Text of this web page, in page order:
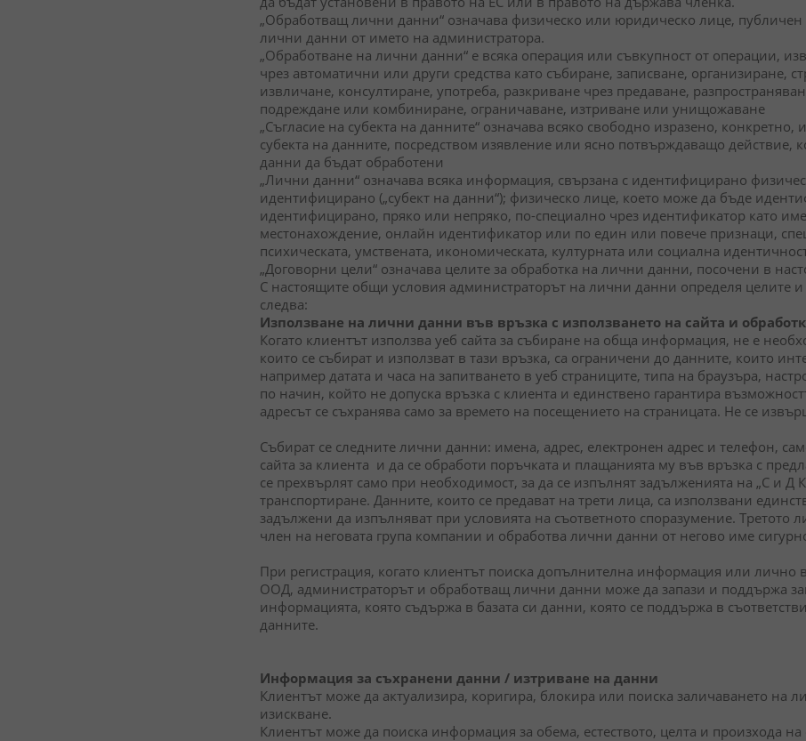
„Обработващ лични данни“ означава физическо или юридическо лице, публичен
лични данни от името на администратора.
„Обработване на лични данни“ е всяка операция или съвкупност от операции,
чрез автоматични или други средства като събиране, записване, организиране,
извличане, консултиране, употреба, разкриване чрез предаване,
подреждане или комбиниране, ограничаване, изтриване или унищожаване
„Съгласие на субекта на данните“ означава всяко свободно изразено,
субекта на данните, посредством изявление или ясно потвърждаващо действие,
данни да бъдат обработени
„Лични данни“ означава всяка информация, свързана с идентифицирано
идентифицирано („субект на данни“); физическо лице, което може да бъде
идентифицирано, пряко или непряко, по-специално чрез идентификатор като
местонахождение, онлайн идентификатор или по един или повече признаци,
психическата, умствената, икономическата, културната или социална
„Договорни цели“ означава целите за обработка на лични данни, посочени в
С настоящите общи условия администраторът на лични данни определя целите и
следва:
Използване на лични данни във връзка с използването на сайта и
Когато клиентът използва уеб сайта за събиране на обща информация, не е
които се събират и използват в тази връзка, са ограничени до данните, които
например датата и часа на запитването в уеб страниците, типа на браузъра,
по начин, който не допуска връзка с клиента и единствено гарантира
адресът се съхранява само за времето на посещението на страницата. Не се
Събират се следните лични данни: имена, адрес, електронен адрес и телефон,
сайта за клиента и да се обработи поръчката и плащанията му във връзка с
се прехвърлят само при необходимост, за да се изпълнят задълженията на „С и
транспортиране. Данните, които се предават на трети лица, са използвани
задължени да изпълняват при условията на съответното споразумение.
член на неговата група компании и обработва лични данни от негово име
При регистрация, когато клиентът поиска допълнителна информация или лично
ООД, администраторът и обработващ лични данни може да запази и поддържа
информацията, която съдържа в базата си данни, която се поддържа в
данните.
Информация за съхранени данни / изтриване на данни
Клиентът може да актуализира, коригира, блокира или поиска заличаването на
изискване.
Клиентът може да поиска информация за обема, естеството, целта и произхода